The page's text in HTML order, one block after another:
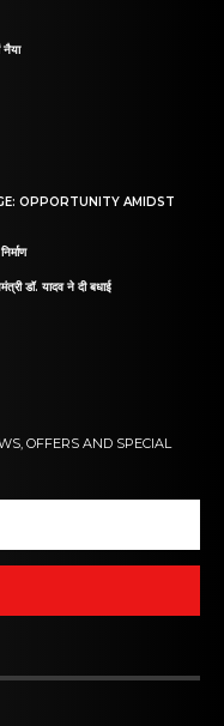
OPPORTUNITY AMIDST
डॉ. यादव ने दी बधाई
OFFERS AND SPECIAL